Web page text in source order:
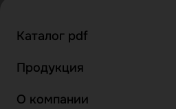
Каталог pdf
Продукция
О компании